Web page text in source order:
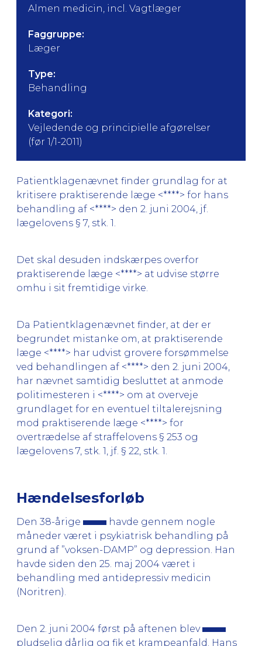
Almen medicin, incl. Vagtlæger
Faggruppe:
Læger
Type:
Behandling
Kategori:
Vejledende og principielle afgørelser
(før 1/1-2011)
Patientklagenævnet finder grundlag for at
kritisere praktiserende læge <****> for hans
behandling af <****> den 2. juni 2004, jf.
lægelovens § 7, stk. 1.
Det skal desuden indskærpes overfor
praktiserende læge <****> at udvise større
omhu i sit fremtidige virke.
Da Patientklagenævnet finder, at der er
begrundet mistanke om, at praktiserende
læge <****> har udvist grovere forsømmelse
ved behandlingen af <****> den 2. juni 2004,
har nævnet samtidig besluttet at anmode
politimesteren i <****> om at overveje
grundlaget for en eventuel tiltalerejsning
mod praktiserende læge <****> for
overtrædelse af straffelovens § 253 og
lægelovens 7, stk. 1, jf. § 22, stk. 1.
Hændelsesforløb
Den 38-årige
havde gennem nogle
måneder været i psykiatrisk behandling på
grund af ”voksen-DAMP” og depression. Han
havde siden den 25. maj 2004 været i
behandling med antidepressiv medicin
(Noritren).
Den 2. juni 2004 først på aftenen blev
pludselig dårlig og fik et krampeanfald. Hans